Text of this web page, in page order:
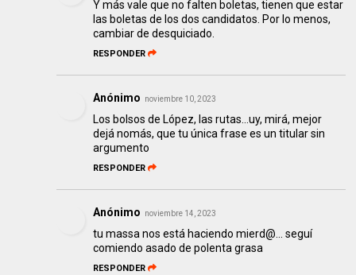
Y más vale que no falten boletas, tienen que estar
las boletas de los dos candidatos. Por lo menos,
cambiar de desquiciado.
RESPONDER
Anónimo noviembre 10, 2023
Los bolsos de López, las rutas...uy, mirá, mejor
dejá nomás, que tu única frase es un titular sin
argumento
RESPONDER
Anónimo noviembre 14, 2023
tu massa nos está haciendo mierd@... seguí
comiendo asado de polenta grasa
RESPONDER